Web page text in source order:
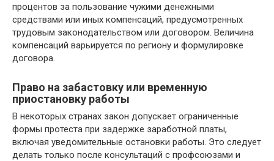
процентов за пользование чужими денежными
средствами или иных компенсаций, предусмотренных
трудовым законодательством или договором. Величина
компенсаций варьируется по региону и формулировке
договора.
Право на забастовку или временную
приостановку работы
В некоторых странах закон допускает ограниченные
формы протеста при задержке заработной платы,
включая уведомительные остановки работы. Это следует
делать только после консультаций с профсоюзами и